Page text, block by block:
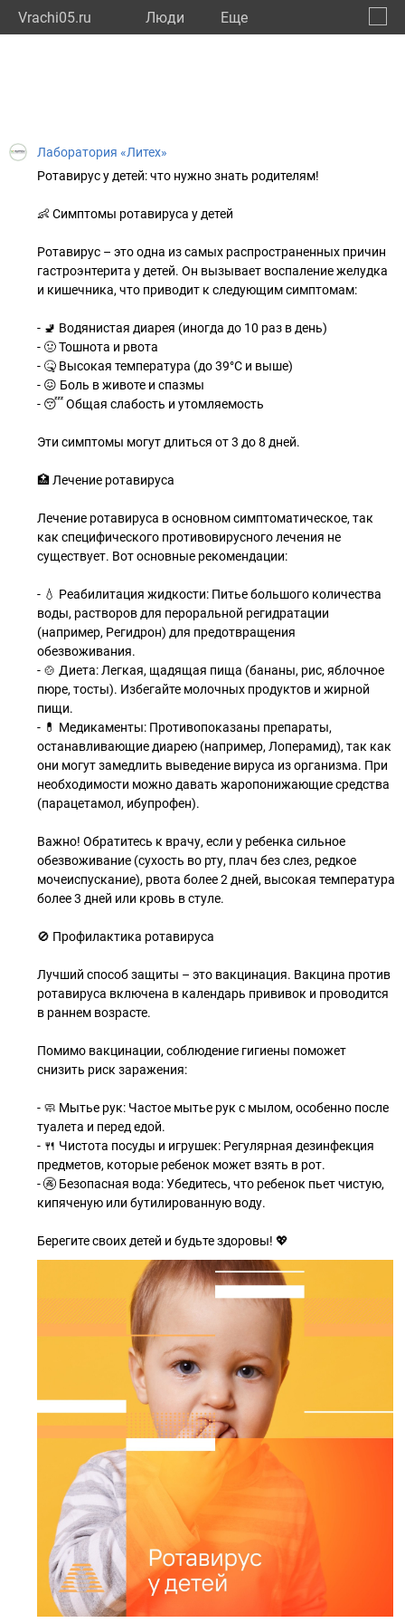
Vrachi05.ru Люди Eще
Лаборатория «Литех»
Ротавирус у детей: что нужно знать родителям!
👶 Симптомы ротавируса у детей
Ротавирус – это одна из самых распространенных причин
гастроэнтерита у детей. Он вызывает воспаление желудка
и кишечника, что приводит к следующим симптомам:
- 🚽 Водянистая диарея (иногда до 10 раз в день)
- 🤢 Тошнота и рвота
- 🤒 Высокая температура (до 39°C и выше)
- 😖 Боль в животе и спазмы
- 😴 Общая слабость и утомляемость
Эти симптомы могут длиться от 3 до 8 дней.
🏥 Лечение ротавируса
Лечение ротавируса в основном симптоматическое, так
как специфического противовирусного лечения не
существует. Вот основные рекомендации:
- 💧 Реабилитация жидкости: Питье большого количества
воды, растворов для пероральной регидратации
(например, Регидрон) для предотвращения
обезвоживания.
- 🍲 Диета: Легкая, щадящая пища (бананы, рис, яблочное
пюре, тосты). Избегайте молочных продуктов и жирной
пищи.
- 💊 Медикаменты: Противопоказаны препараты,
останавливающие диарею (например, Лоперамид), так как
они могут замедлить выведение вируса из организма. При
необходимости можно давать жаропонижающие средства
(парацетамол, ибупрофен).
Важно! Обратитесь к врачу, если у ребенка сильное
обезвоживание (сухость во рту, плач без слез, редкое
мочеиспускание), рвота более 2 дней, высокая температура
более 3 дней или кровь в стуле.
🚫 Профилактика ротавируса
Лучший способ защиты – это вакцинация. Вакцина против
ротавируса включена в календарь прививок и проводится
в раннем возрасте.
Помимо вакцинации, соблюдение гигиены поможет
снизить риск заражения:
- 🧼 Мытье рук: Частое мытье рук с мылом, особенно после
туалета и перед едой.
- 🍴 Чистота посуды и игрушек: Регулярная дезинфекция
предметов, которые ребенок может взять в рот.
- 🚱 Безопасная вода: Убедитесь, что ребенок пьет чистую,
кипяченую или бутилированную воду.
Берегите своих детей и будьте здоровы! 💖